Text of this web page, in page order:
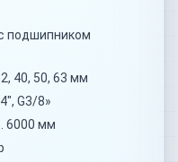
подшипником
40, 50, 63 мм
G3/8»
6000 мм